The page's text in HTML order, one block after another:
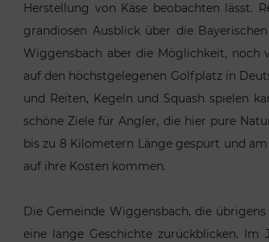
Herstellung von Käse beobachten lässt.
grandiosen Ausblick über die
Wiggensbach aber die Möglichkeit, noch
auf den höchstgelegenen Golfplatz in
und Reiten, Kegeln und Squash spielen
schöne Ziele für Angler, die hier pure
bis zu 8 Kilometern Länge gespurt und
auf ihre Kosten kommen.
Die Gemeinde Wiggensbach, die
eine lange Geschichte zurückblicken. Im